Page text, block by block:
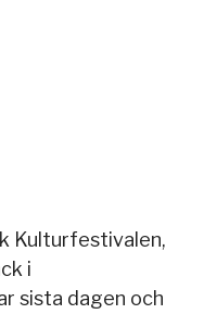
Kulturfestivalen,
i
sista dagen och